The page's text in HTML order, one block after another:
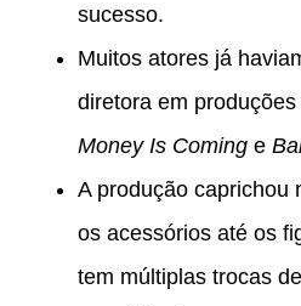
sucesso.
Muitos atores já
diretora em
Money Is Coming e
A produção caprichou
os acessórios até os
tem múltiplas trocas